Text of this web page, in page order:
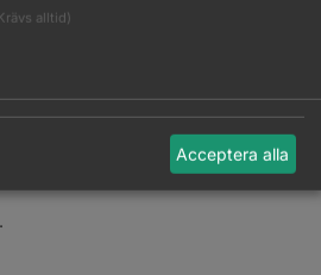
i Glitter (3 st) och Metal (3 st)
ta ur då den inte fastnar i håret.
håret på plats, perfekt vid
sig.
alltid)
Acceptera alla